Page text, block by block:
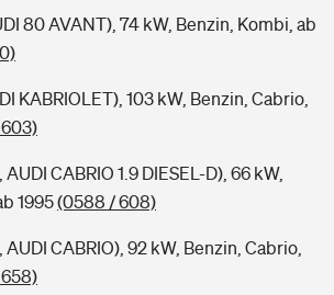
80 AVANT), 74 kW, Benzin, Kombi, ab
KABRIOLET), 103 kW, Benzin, Cabrio,
CABRIO 1.9 DIESEL-D), 66 kW,
1995(0588 / 608)
CABRIO), 92 kW, Benzin, Cabrio,